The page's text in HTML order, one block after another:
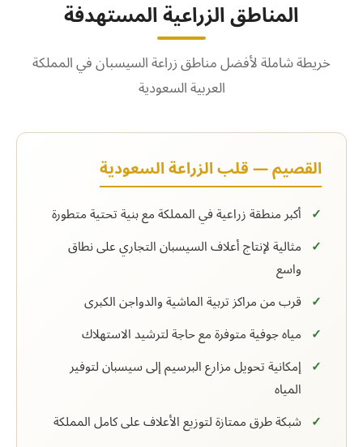
المناطق الزراعية المستهدفة
خريطة شاملة لأفضل مناطق زراعة السيسبان في المملكة
العربية السعودية
القصيم — قلب الزراعة السعودية
أكبر منطقة زراعية في المملكة مع بنية تحتية متطورة
مثالية لإنتاج أعلاف السيسبان التجاري على نطاق
واسع
قرب من مراكز تربية الماشية والدواجن الكبرى
مياه جوفية متوفرة مع حاجة لترشيد الاستهلاك
إمكانية تحويل مزارع البرسيم إلى سيسبان لتوفير
المياه
شبكة طرق ممتازة لتوزيع الأعلاف على كامل المملكة